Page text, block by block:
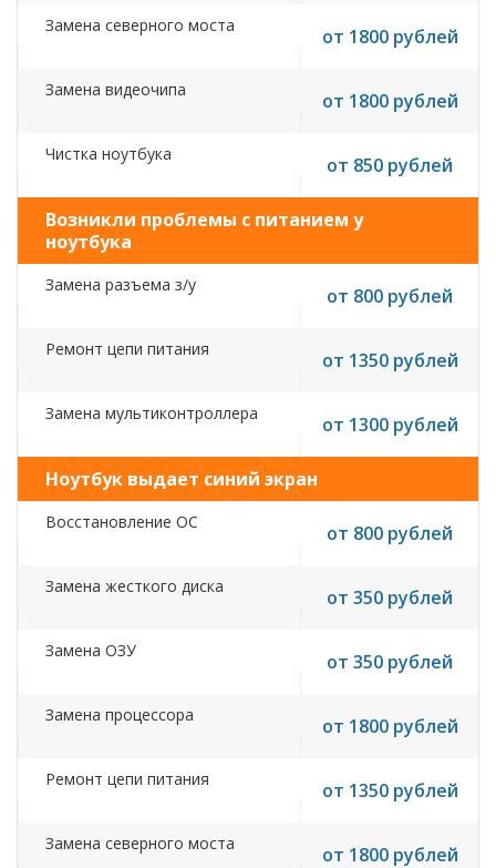
Замена северного моста от 1800 рублей
Замена видеочипа от 1800 рублей
Чистка ноутбука от 850 рублей
Возникли проблемы с питанием у
ноутбука
Замена разъема з/у от 800 рублей
Ремонт цепи питания от 1350 рублей
Замена мультиконтроллера от 1300 рублей
Ноутбук выдает синий экран
Восстановление ОС от 800 рублей
Замена жесткого диска от 350 рублей
Замена ОЗУ от 350 рублей
Замена процессора от 1800 рублей
Ремонт цепи питания от 1350 рублей
Замена северного моста от 1800 рублей